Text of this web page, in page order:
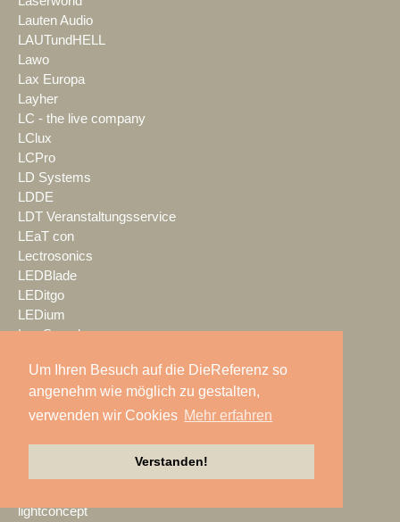
Um Ihren Besuch auf die DieReferenz so
angenehm wie möglich zu gestalten,
verwenden wir Cookies Mehr erfahren
Verstanden!
Lauten Audio
LAUTundHELL
Lawo
Lax Europa
Layher
LC - the live company
LClux
LCPro
LD Systems
LDDE
LDT Veranstaltungsservice
LEaT con
Lectrosonics
LEDBlade
LEDitgo
LEDium
Leu Sound
Leyendecker GmbH
LG Electronics Deutschland
Lichtwerk
lightconcept